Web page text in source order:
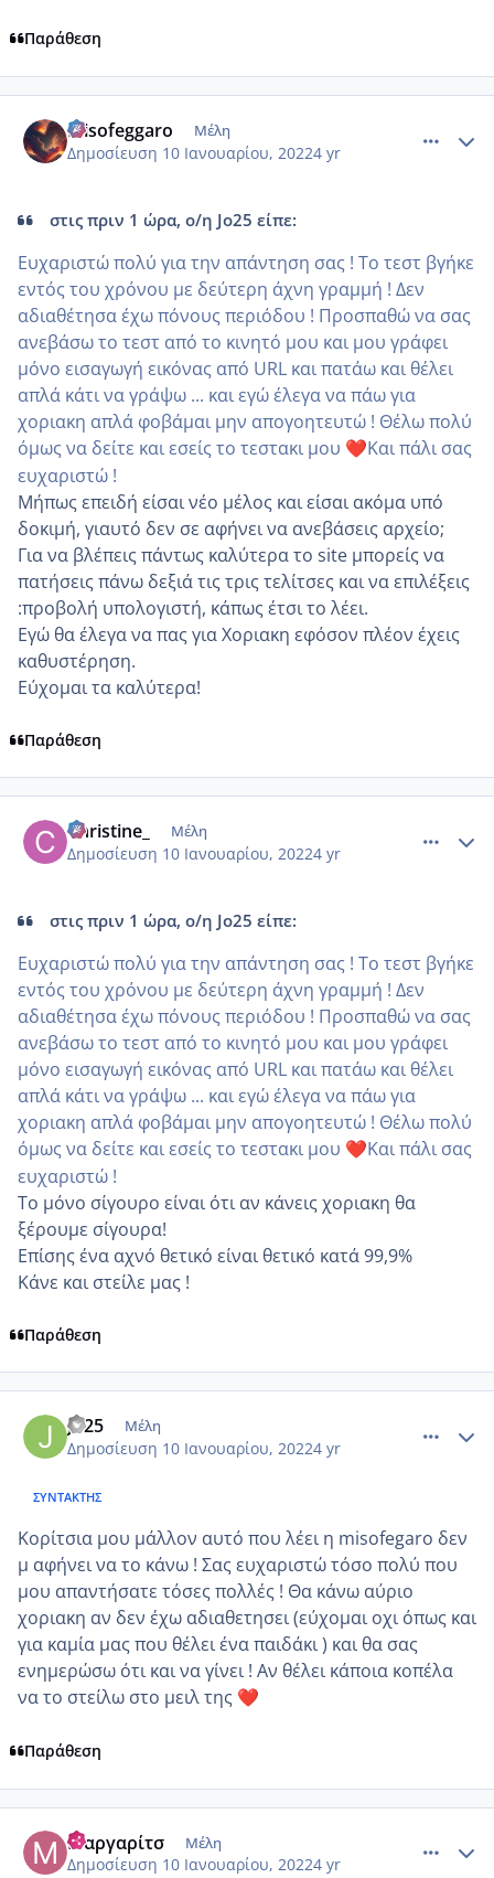
Παράθεση
misofeggaro Μέλη
Δημοσίευση 10 Ιανουαρίου, 20224 yr
στις πριν 1 ώρα, ο/η Jo25 είπε:
Ευχαριστώ πολύ για την απάντηση σας ! Το τεστ βγήκε
εντός του χρόνου με δεύτερη άχνη γραμμή ! Δεν
αδιαθέτησα έχω πόνους περιόδου ! Προσπαθώ να σας
ανεβάσω το τεστ από το κινητό μου και μου γράφει
μόνο εισαγωγή εικόνας από URL και πατάω και θέλει
απλά κάτι να γράψω ... και εγώ έλεγα να πάω για
χοριακη απλά φοβάμαι μην απογοητευτώ ! Θέλω πολύ
όμως να δείτε και εσείς το τεστακι μου ❤️Και πάλι σας
ευχαριστώ !
Μήπως επειδή είσαι νέο μέλος και είσαι ακόμα υπό
δοκιμή, γιαυτό δεν σε αφήνει να ανεβάσεις αρχείο;
Για να βλέπεις πάντως καλύτερα το site μπορείς να
πατήσεις πάνω δεξιά τις τρις τελίτσες και να επιλέξεις
:προβολή υπολογιστή, κάπως έτσι το λέει.
Εγώ θα έλεγα να πας για Χοριακη εφόσον πλέον έχεις
καθυστέρηση.
Εύχομαι τα καλύτερα!
Παράθεση
Christine_ Μέλη
Δημοσίευση 10 Ιανουαρίου, 20224 yr
στις πριν 1 ώρα, ο/η Jo25 είπε:
Ευχαριστώ πολύ για την απάντηση σας ! Το τεστ βγήκε
εντός του χρόνου με δεύτερη άχνη γραμμή ! Δεν
αδιαθέτησα έχω πόνους περιόδου ! Προσπαθώ να σας
ανεβάσω το τεστ από το κινητό μου και μου γράφει
μόνο εισαγωγή εικόνας από URL και πατάω και θέλει
απλά κάτι να γράψω ... και εγώ έλεγα να πάω για
χοριακη απλά φοβάμαι μην απογοητευτώ ! Θέλω πολύ
όμως να δείτε και εσείς το τεστακι μου ❤️Και πάλι σας
ευχαριστώ !
Το μόνο σίγουρο είναι ότι αν κάνεις χοριακη θα
ξέρουμε σίγουρα!
Επίσης ένα αχνό θετικό είναι θετικό κατά 99,9%
Κάνε και στείλε μας !
Παράθεση
Jo25 Μέλη
Δημοσίευση 10 Ιανουαρίου, 20224 yr
ΣΥΝΤΆΚΤΗΣ
Κορίτσια μου μάλλον αυτό που λέει η misofegaro δεν
μ αφήνει να το κάνω ! Σας ευχαριστώ τόσο πολύ που
μου απαντήσατε τόσες πολλές ! Θα κάνω αύριο
χοριακη αν δεν έχω αδιαθετησει (εύχομαι οχι όπως και
για καμία μας που θέλει ένα παιδάκι ) και θα σας
ενημερώσω ότι και να γίνει ! Αν θέλει κάποια κοπέλα
να το στείλω στο μειλ της ❤️
Παράθεση
Μαργαρίτσ Μέλη
Δημοσίευση 10 Ιανουαρίου, 20224 yr